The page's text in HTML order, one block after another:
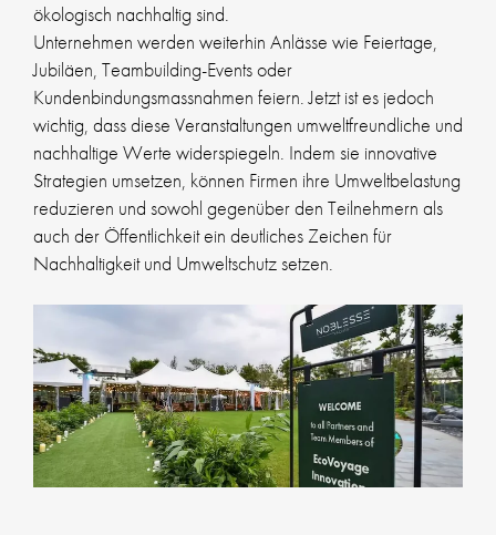
ökologisch nachhaltig sind.
Unternehmen werden weiterhin Anlässe wie Feiertage,
Jubiläen, Teambuilding-Events oder
Kundenbindungsmassnahmen feiern. Jetzt ist es jedoch
wichtig, dass diese Veranstaltungen umweltfreundliche und
nachhaltige Werte widerspiegeln. Indem sie innovative
Strategien umsetzen, können Firmen ihre Umweltbelastung
reduzieren und sowohl gegenüber den Teilnehmern als
auch der Öffentlichkeit ein deutliches Zeichen für
Nachhaltigkeit und Umweltschutz setzen.